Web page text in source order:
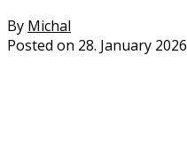
By Michal
Posted on 28. January 2026